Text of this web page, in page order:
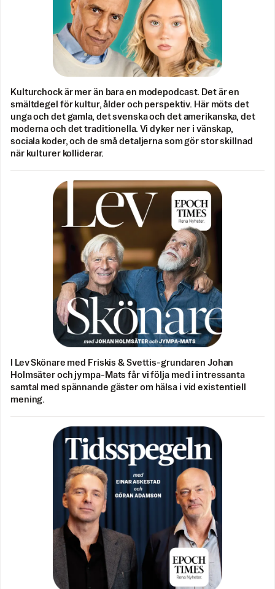
Kulturchock är mer än bara en modepodcast. Det är en
smältdegel för kultur, ålder och perspektiv. Här möts det
unga och det gamla, det svenska och det amerikanska, det
moderna och det traditionella. Vi dyker ner i vänskap,
sociala koder, och de små detaljerna som gör stor skillnad
när kulturer kolliderar.
I Lev Skönare med Friskis & Svettis-grundaren Johan
Holmsäter och jympa-Mats får vi följa med i intressanta
samtal med spännande gäster om hälsa i vid existentiell
mening.